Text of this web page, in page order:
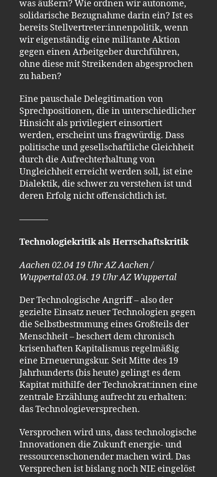
was äußern? Wie ordnen wir autonome,
solidarische Bezugnahme darin ein? Ist es
bereits Stellvertreter:innenpolitik, wenn
wir eigenständig eine militante Aktion
gegen einen Arbeitgeber durchführen,
ohne diese mit Streikenden abgesprochen
zu haben?
Eine pauschale Delegitimation von
Sprechpositionen, die in unterschiedlicher
Hinsicht als privilegiert einsortiert
werden, erscheint uns fragwürdig. Dass
politische und gesellschaftliche Gleichheit
durch die Aufrechterhaltung von
Ungleichheit erreicht werden soll, ist eine
Dialektik, die schwer zu verstehen ist und
deren Erfolg nicht offensichtlich ist.
———-
Technologiekritik als Herrschaftskritik
Aachen 02.04 19 Uhr AZ Aachen /
Wuppertal 03.04. 19 Uhr AZ Wuppertal
Der Technologische Angriff – also der
gezielte Einsatz neuer Technologien gegen
die Selbstbestmmung eines Großteils der
Menschheit – beschert dem chronisch
krisenhaften Kapitalismus regelmäßig
eine Erneuerungskur. Seit Mitte des 19
Jahrhunderts (bis heute) gelingt es dem
Kapitat mithilfe der Technokrat:innen eine
zentrale Erzählung aufrecht zu erhalten:
das Technologieversprechen.
Versprochen wird uns, dass technologische
Innovationen die Zukunft energie- und
ressourcenschonender machen wird. Das
Versprechen ist bislang noch NIE eingelöst